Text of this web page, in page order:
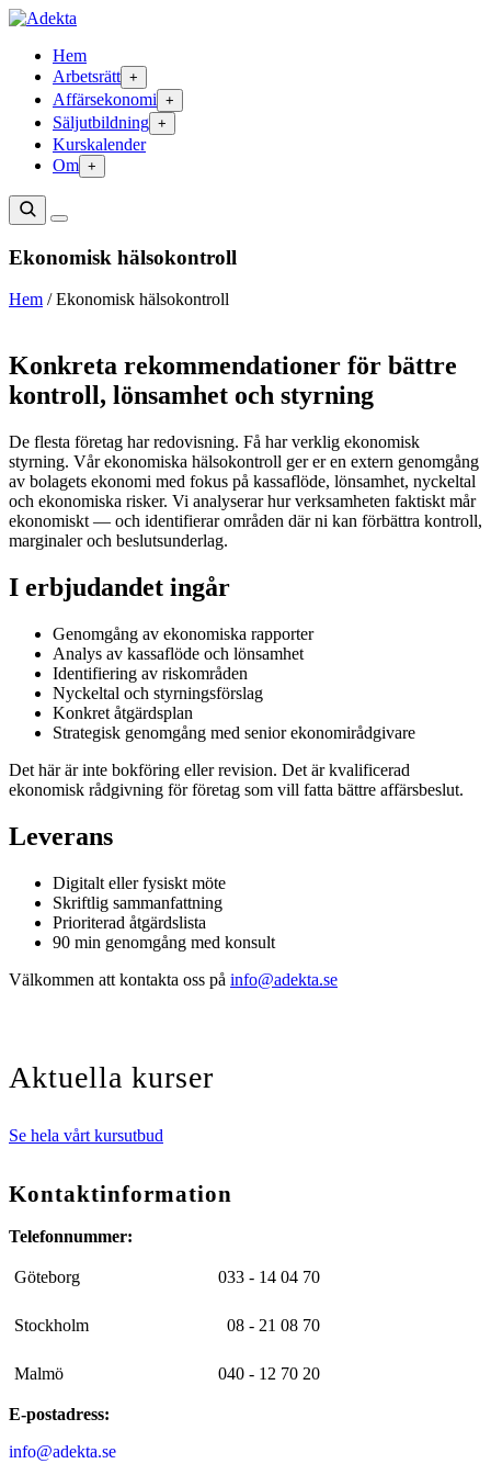
Hoppa
innehållHem
Arbetsrätt +
Affärsekonomi +
Säljutbildning +
Kurskalender
Om +
Sök
Öppna
Ekonomisk hälsokontroll
Hem / Ekonomisk hälsokontroll
Konkreta rekommendationer för bättre
kontroll, lönsamhet och styrning
De flesta företag har redovisning. Få har verklig ekonomisk
styrning. Vår ekonomiska hälsokontroll ger er en extern genomgång
av bolagets ekonomi med fokus på kassaflöde, lönsamhet, nyckeltal
och ekonomiska risker. Vi analyserar hur verksamheten faktiskt mår
ekonomiskt — och identifierar områden där ni kan förbättra kontroll,
marginaler och beslutsunderlag.
I erbjudandet ingår
Genomgång av ekonomiska rapporter
Analys av kassaflöde och lönsamhet
Identifiering av riskområden
Nyckeltal och styrningsförslag
Konkret åtgärdsplan
Strategisk genomgång med senior ekonomirådgivare
Det här är inte bokföring eller revision. Det är kvalificerad
ekonomisk rådgivning för företag som vill fatta bättre affärsbeslut.
Leverans
Digitalt eller fysiskt möte
Skriftlig sammanfattning
Prioriterad åtgärdslista
90 min genomgång med konsult
Välkommen att kontakta oss på info@adekta.se
Aktuella kurser
Se hela vårt kursutbud
Kontaktinformation
Telefonnummer:
Göteborg 033 - 14 04 70
Stockholm 08 - 21 08 70
Malmö 040 - 12 70 20
E-postadress:
info@adekta.se